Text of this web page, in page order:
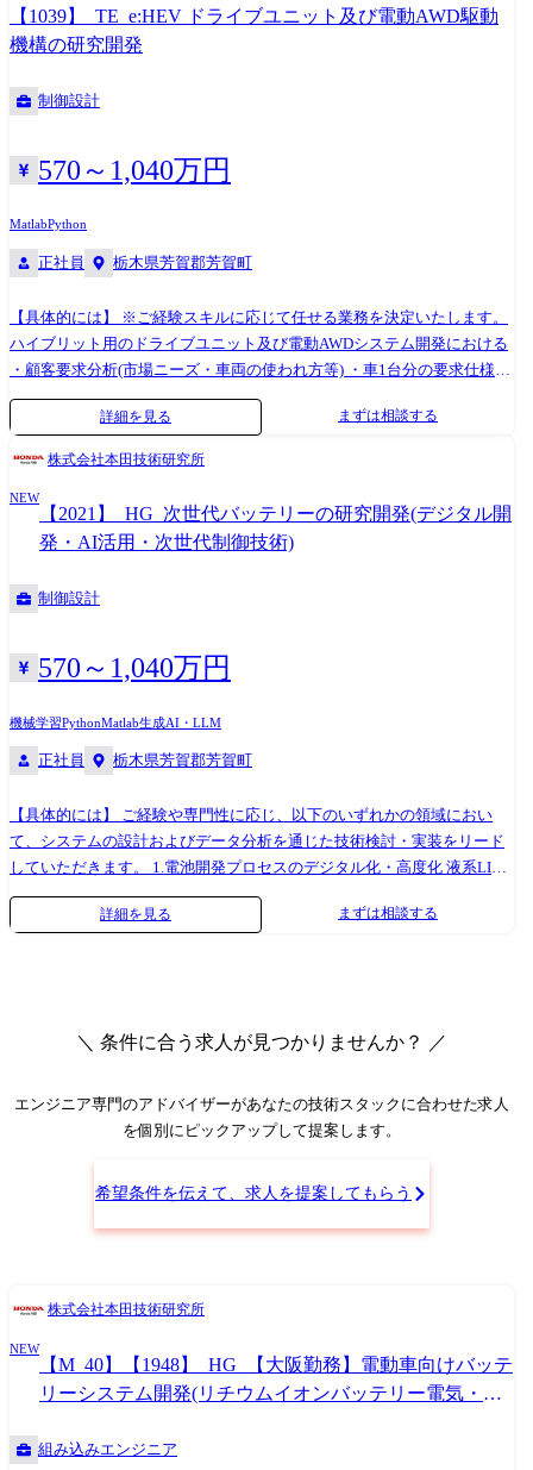
上、海外現地法人・取引先等とのやり取りが発生します。 ※将来的に
は、海外駐在の可能性もございます。 ※専門性や適性、会社ニーズなど
【開発ツール】 MATLAB/SIMULINK、SysMLツール、HILS、その他
【1039】_TE_e:HEV ドライブユニット及び電動AWD駆動
機構の研究開発
制御設計
570～1,040万円
MatlabPython
正社員 栃木県芳賀郡芳賀町
【具体的には】 ※ご経験スキルに応じて任せる業務を決定いたします。
ハイブリット用のドライブユニット及び電動AWDシステム開発における
・顧客要求分析(市場ニーズ・車両の使われ方等) ・車1台分の要求仕様の
策定及びその具現化と実車検証 ・求められる環境性能、商品性能仕様の
策定、システム仕様の検討 ・駆動システム・関連コンポーネントのベン
駆動力を4つのタイヤに配分し、安定性や走破性を向上させること。直進
性能だけでなく、旋回性能にも大きく影響を与えます。そのため、サス
ペンションやステアリング、ブレーキといった関連部署と連携しなが
を実現することが求められます。 ※業務上、海外現地法人・取引先等と
会社が定める業務への配置転換を命じる場合があります。 【ご担当コン
ポーネント例】 デファレンシャル・ギア・シャフト等のハード開発 【開
詳細を見る まずは相談する
株式会社本田技術研究所
NEW
【2021】_HG_次世代バッテリーの研究開発(デジタル開
発・AI活用・次世代制御技術)
制御設計
570～1,040万円
機械学習PythonMatlab生成AI・LLM
正社員 栃木県芳賀郡芳賀町
【具体的には】 ご経験や専門性に応じ、以下のいずれかの領域におい
て、システムの設計およびデータ分析を通じた技術検討・実装をリード
していただきます。 1.電池開発プロセスのデジタル化・高度化 液系LIB
の知見に基づいた、物理シミュレーション(CAE)モデルの構築。 実験デ
ータや製造工程データに対するAI・機械学習を用いた解析および予測モ
ルゴリズムの検討・実装。 市場の車両走行データを活用した、高精度な
ラとの連携も見据えた、次世代BMS(バッテリーマネジメントシステム)
の技術仕込み。 【使用ツール】 MATLAB/Simulink, Python, GT-Autolion
転換を命じる場合があります
詳細を見る まずは相談する
＼ 条件に合う求人が見つかりませんか？ ／
エンジニア専門のアドバイザーがあなたの技術スタックに合わせた求人
を個別にピックアップして提案します。
希望条件を伝えて、求人を提案してもらう
株式会社本田技術研究所
NEW
【M_40】【1948】_HG_【大阪勤務】電動車向けバッテ
リーシステム開発(リチウムイオンバッテリー電気・制
組み込みエンジニア